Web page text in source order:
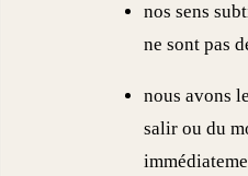
nos sens
ne sont pas
nous avons
salir ou du